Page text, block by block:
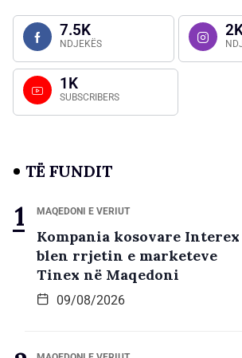
7.5K
NDJEKËS
1K
SUBSCRIBERS
TË FUNDIT
MAQEDONI E VERIUT
Kompania kosovare Interex
blen rrjetin e marketeve
Tinex në Maqedoni
09/08/2026